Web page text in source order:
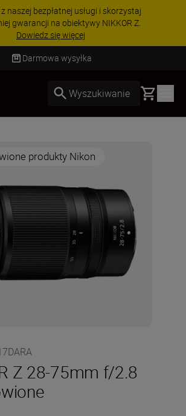
naszej bezpłatnej usługi i skorzystaj
gwarancji na obiektywy NIKKOR Z.
Dowiedz się więcej
Darmowa wysyłka
Wyszukiwanie Basket
produkty Nikon
Z 28-75mm f/2.8